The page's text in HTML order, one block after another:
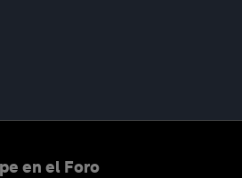
en el Foro